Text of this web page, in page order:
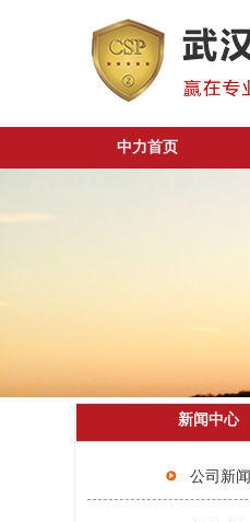
中力首页
新闻中心
公司新闻